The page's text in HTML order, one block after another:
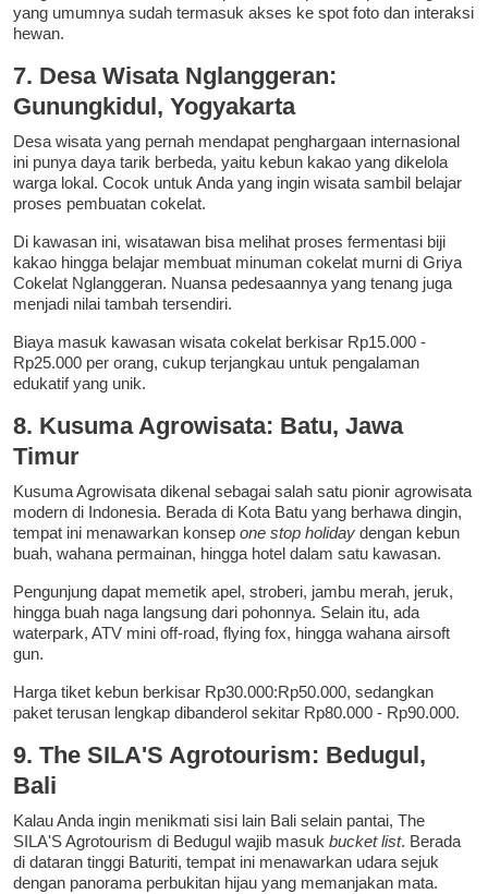
yang umumnya sudah termasuk akses ke spot foto dan interaksi
hewan.
7. Desa Wisata Nglanggeran:
Gunungkidul, Yogyakarta
Desa wisata yang pernah mendapat penghargaan internasional
ini punya daya tarik berbeda, yaitu kebun kakao yang dikelola
warga lokal. Cocok untuk Anda yang ingin wisata sambil belajar
proses pembuatan cokelat.
Di kawasan ini, wisatawan bisa melihat proses fermentasi biji
kakao hingga belajar membuat minuman cokelat murni di Griya
Cokelat Nglanggeran. Nuansa pedesaannya yang tenang juga
menjadi nilai tambah tersendiri.
Biaya masuk kawasan wisata cokelat berkisar Rp15.000 -
Rp25.000 per orang, cukup terjangkau untuk pengalaman
edukatif yang unik.
8. Kusuma Agrowisata: Batu, Jawa
Timur
Kusuma Agrowisata dikenal sebagai salah satu pionir agrowisata
modern di Indonesia. Berada di Kota Batu yang berhawa dingin,
tempat ini menawarkan konsep one stop holiday dengan kebun
buah, wahana permainan, hingga hotel dalam satu kawasan.
Pengunjung dapat memetik apel, stroberi, jambu merah, jeruk,
hingga buah naga langsung dari pohonnya. Selain itu, ada
waterpark, ATV mini off-road, flying fox, hingga wahana airsoft
gun.
Harga tiket kebun berkisar Rp30.000:Rp50.000, sedangkan
paket terusan lengkap dibanderol sekitar Rp80.000 - Rp90.000.
9. The SILA'S Agrotourism: Bedugul,
Bali
Kalau Anda ingin menikmati sisi lain Bali selain pantai, The
SILA'S Agrotourism di Bedugul wajib masuk bucket list. Berada
di dataran tinggi Baturiti, tempat ini menawarkan udara sejuk
dengan panorama perbukitan hijau yang memanjakan mata.